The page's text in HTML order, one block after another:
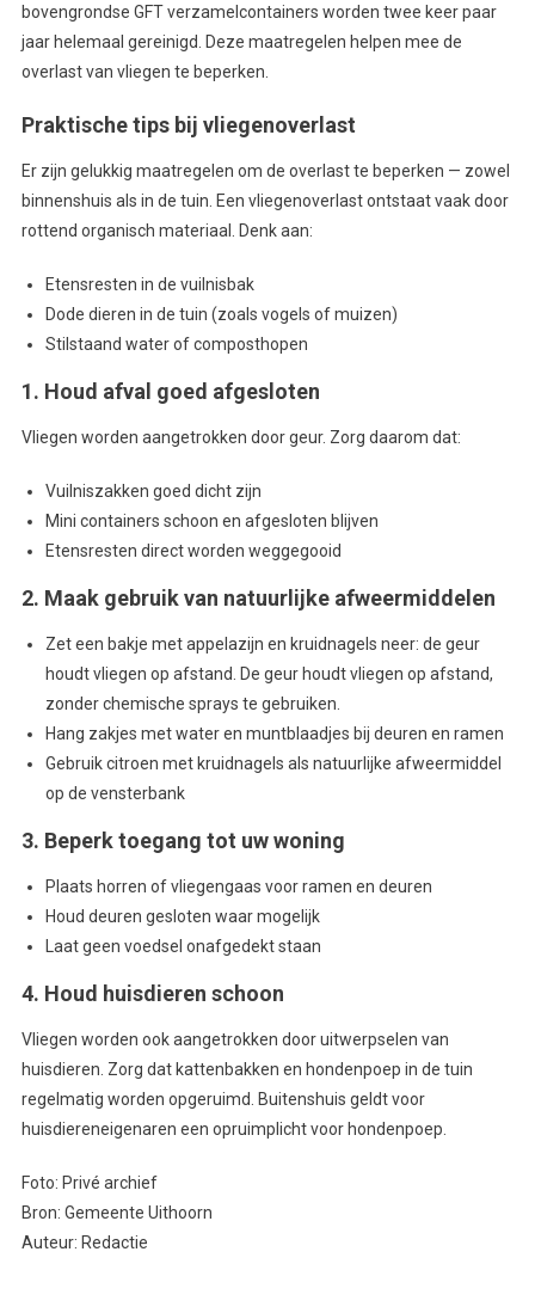
bovengrondse GFT verzamelcontainers worden twee keer paar
jaar helemaal gereinigd. Deze maatregelen helpen mee de
overlast van vliegen te beperken.
Praktische tips bij vliegenoverlast
Er zijn gelukkig maatregelen om de overlast te beperken — zowel
binnenshuis als in de tuin. Een vliegenoverlast ontstaat vaak door
rottend organisch materiaal. Denk aan:
Etensresten in de vuilnisbak
Dode dieren in de tuin (zoals vogels of muizen)
Stilstaand water of composthopen
1. Houd afval goed afgesloten
Vliegen worden aangetrokken door geur. Zorg daarom dat:
Vuilniszakken goed dicht zijn
Mini containers schoon en afgesloten blijven
Etensresten direct worden weggegooid
2. Maak gebruik van natuurlijke afweermiddelen
Zet een bakje met appelazijn en kruidnagels neer: de geur
houdt vliegen op afstand. De geur houdt vliegen op afstand,
zonder chemische sprays te gebruiken.
Hang zakjes met water en muntblaadjes bij deuren en ramen
Gebruik citroen met kruidnagels als natuurlijke afweermiddel
op de vensterbank
3. Beperk toegang tot uw woning
Plaats horren of vliegengaas voor ramen en deuren
Houd deuren gesloten waar mogelijk
Laat geen voedsel onafgedekt staan
4. Houd huisdieren schoon
Vliegen worden ook aangetrokken door uitwerpselen van
huisdieren. Zorg dat kattenbakken en hondenpoep in de tuin
regelmatig worden opgeruimd. Buitenshuis geldt voor
huisdiereneigenaren een opruimplicht voor hondenpoep.
Foto: Privé archief
Bron: Gemeente Uithoorn
Auteur: Redactie